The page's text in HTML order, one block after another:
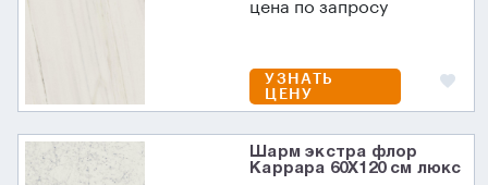
цена по запросу
УЗНАТЬ
ЦЕНУ
Шарм экстра флор
Каррара 60X120 см люкс